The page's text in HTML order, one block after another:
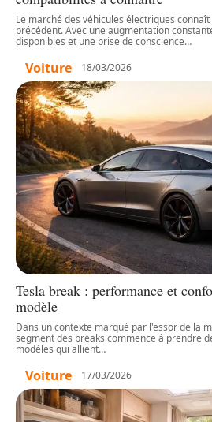
Le marché des véhicules électriques
précédent. Avec une augmentation
disponibles et une prise de conscience…
Voiture 18/03/2026
Tesla break : performance et
modèle
Dans un contexte marqué par l'essor de la
segment des breaks commence à prendre
modèles qui allient…
Voiture 17/03/2026